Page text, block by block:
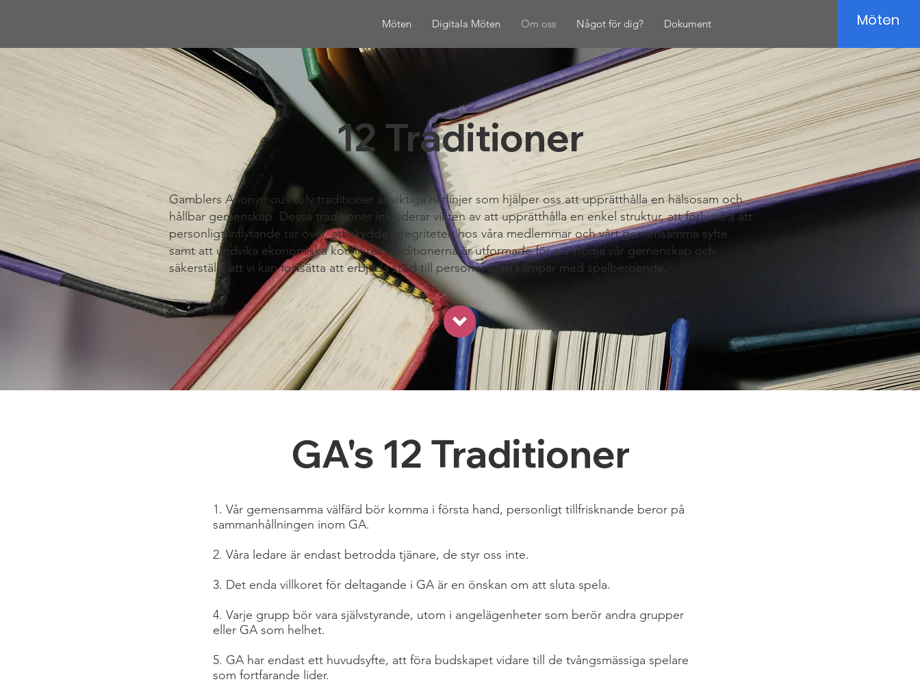
Möten Digitala Möten Om oss Något för dig? Dokument Möten
12 Traditioner
Gamblers Anonymous tolv traditioner är viktiga riktlinjer som hjälper oss att upprätthålla en hälsosam och
hållbar gemenskap. Dessa traditioner inkluderar vikten av att upprätthålla en enkel struktur, att förhindra att
personligt inflytande tar över, att skydda integriteten hos våra medlemmar och vårt gemensamma syfte
samt att undvika ekonomiska konflikter. Traditionerna är utformade för att stödja vår gemenskap och
säkerställa att vi kan fortsätta att erbjuda stöd till personer som kämpar med spelberoende.
GA's 12 Traditioner
1. Vår gemensamma välfärd bör komma i första hand, personligt tillfrisknande beror på
sammanhållningen inom GA.
2. Våra ledare är endast betrodda tjänare, de styr oss inte.
3. Det enda villkoret för deltagande i GA är en önskan om att sluta spela.
4. Varje grupp bör vara självstyrande, utom i angelägenheter som berör andra grupper
eller GA som helhet.
5. GA har endast ett huvudsyfte, att föra budskapet vidare till de tvångsmässiga spelare
som fortfarande lider.